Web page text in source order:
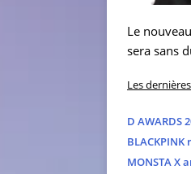
Le
sera sans
Les
D AWARDS
MONSTA X